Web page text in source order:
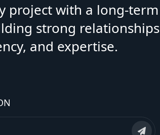
project with a long-term
strong relationships
and expertise.